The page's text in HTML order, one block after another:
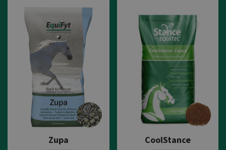
Zupa CoolStance